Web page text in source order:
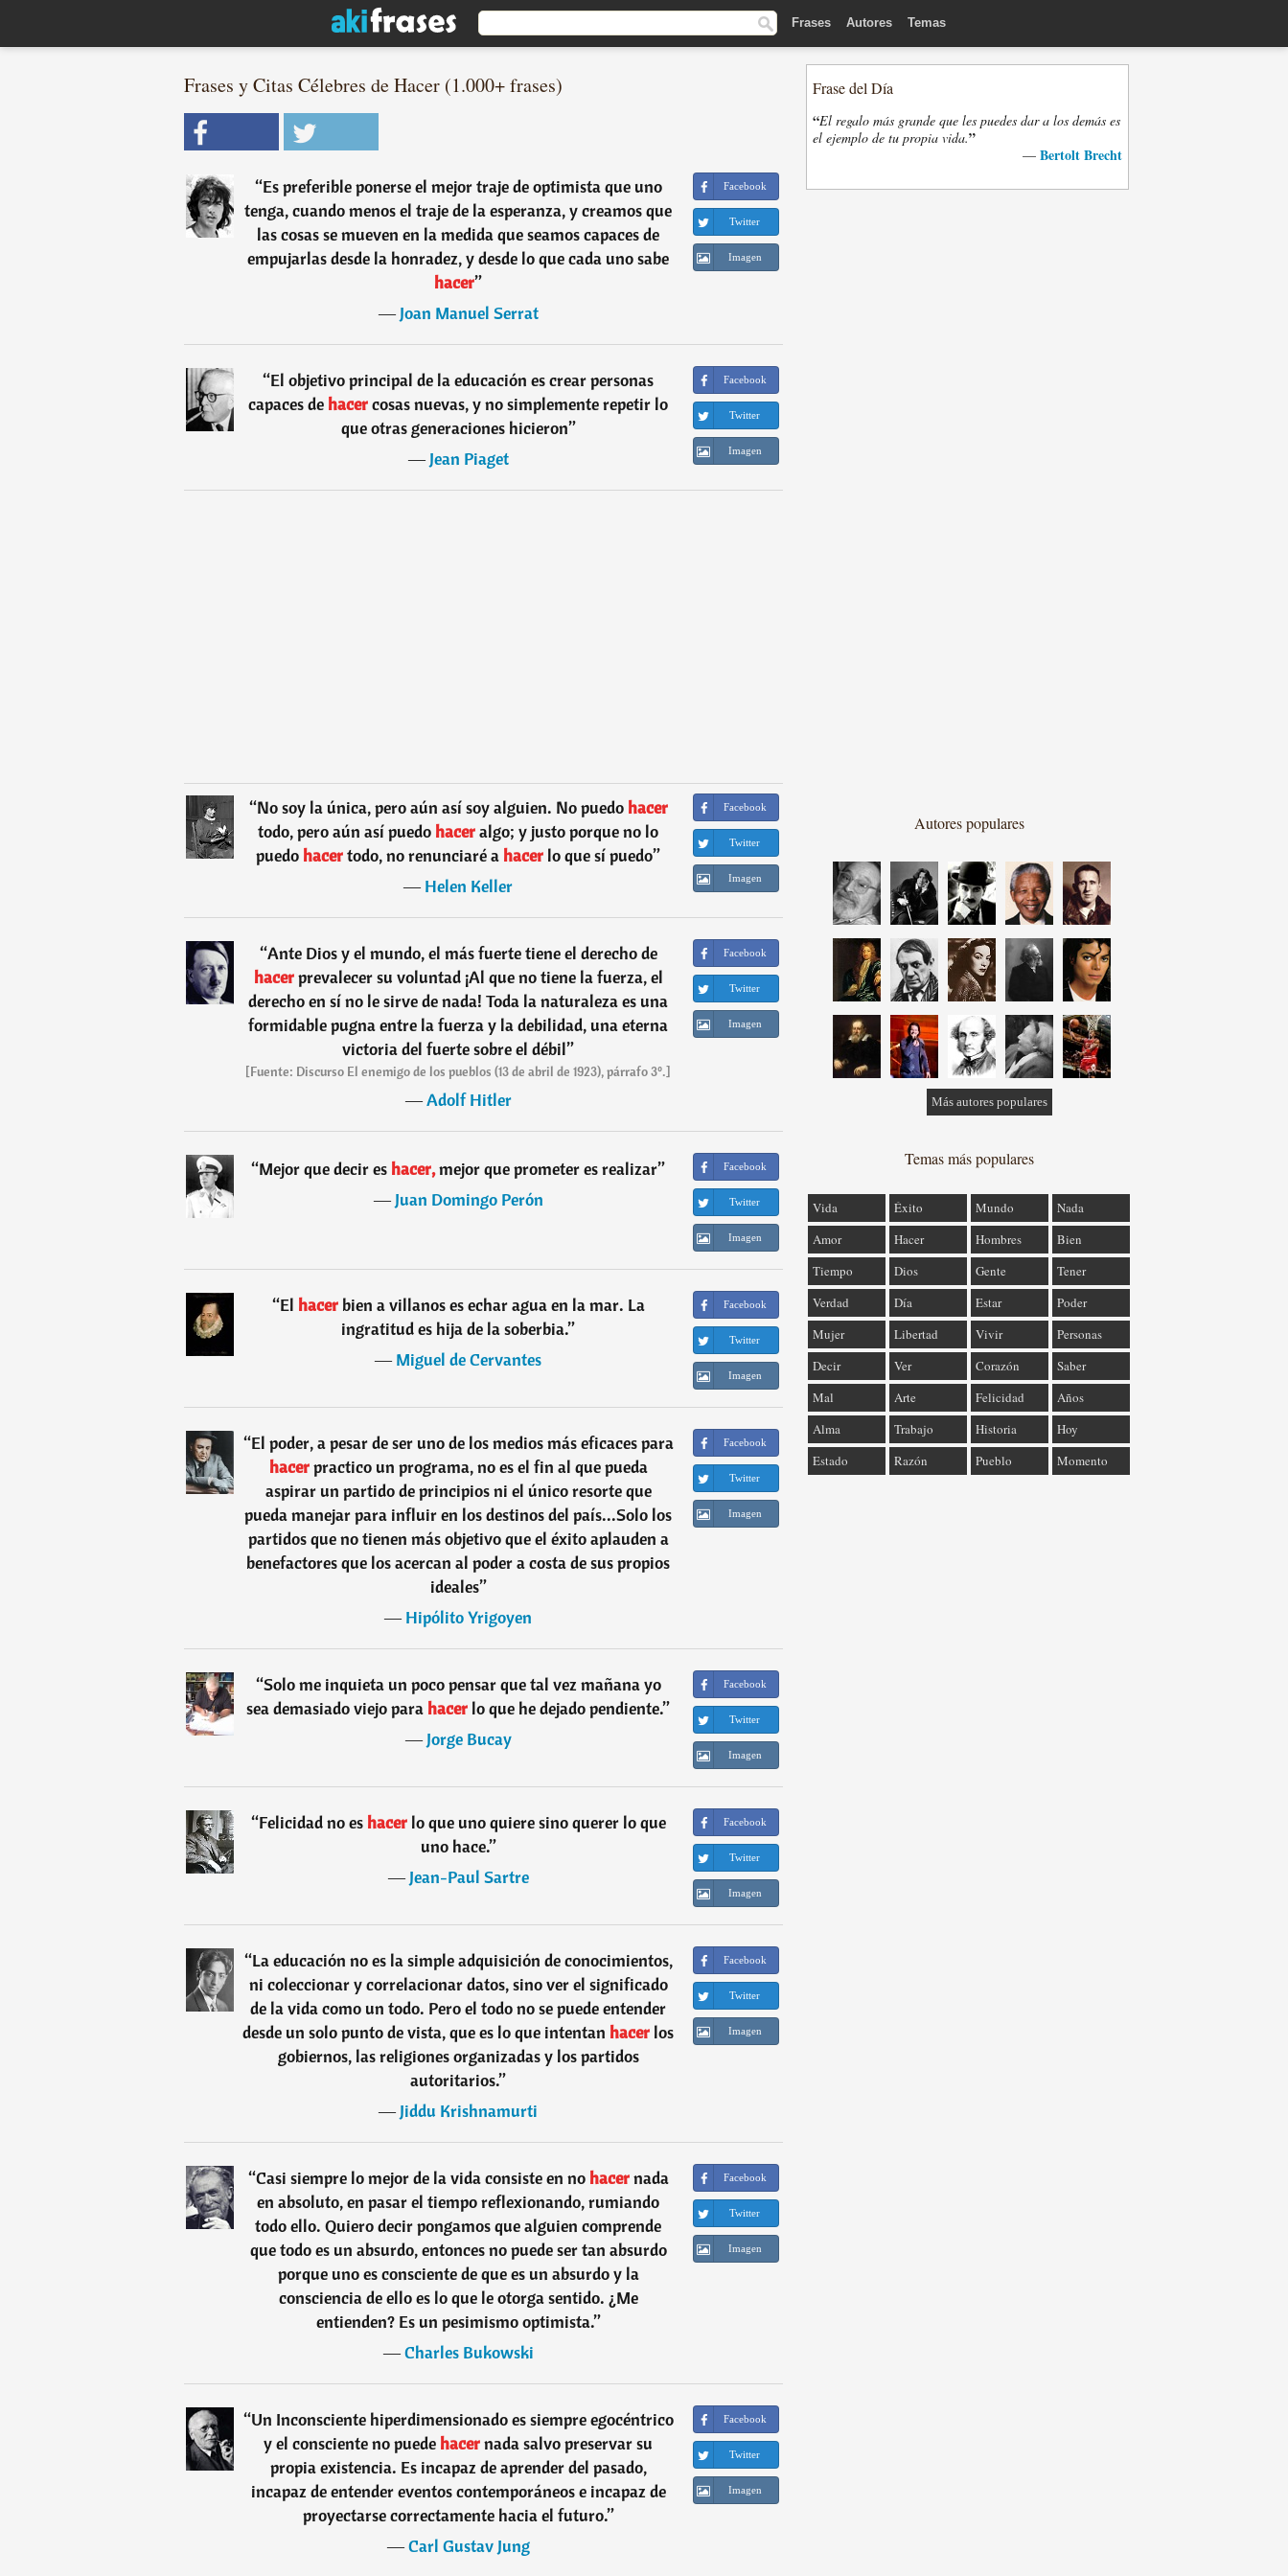
Frases Autores Temas
Frases y Citas Célebres de Hacer (1.000+ frases)
“Es preferible ponerse el mejor traje de optimista que uno
tenga, cuando menos el traje de la esperanza, y creamos que
las cosas se mueven en la medida que seamos capaces de
empujarlas desde la honradez, y desde lo que cada uno sabe
hacer”
―Joan Manuel Serrat
Facebook
Twitter
Imagen
“El objetivo principal de la educación es crear personas
capaces de hacercosas nuevas, y no simplemente repetir lo
que otras generaciones hicieron”
―Jean Piaget
Facebook
Twitter
Imagen
“No soy la única, pero aún así soy alguien. No puedohacer
todo, pero aún así puedo haceralgo; y justo porque no lo
puedo hacertodo, no renunciaré a hacer lo que sí puedo”
―Helen Keller
Facebook
Twitter
Imagen
“Ante Dios y el mundo, el más fuerte tiene el derecho de
hacerprevalecer su voluntad ¡Al que no tiene la fuerza, el
derecho en sí no le sirve de nada! Toda la naturaleza es una
formidable pugna entre la fuerza y la debilidad, una eterna
victoria del fuerte sobre el débil”
[Fuente: Discurso El enemigo de los pueblos (13 de abril de 1923), párrafo 3º.]
―Adolf Hitler
Facebook
Twitter
Imagen
“Mejor que decir es hacer,mejor que prometer es realizar”
―Juan Domingo Perón
Facebook
Twitter
Imagen
“El hacer bien a villanos es echar agua en la mar. La
ingratitud es hija de la soberbia.”
―Miguel de Cervantes
Facebook
Twitter
Imagen
“El poder, a pesar de ser uno de los medios más eficaces para
hacerpractico un programa, no es el fin al que pueda
aspirar un partido de principios ni el único resorte que
pueda manejar para influir en los destinos del país...Solo los
partidos que no tienen más objetivo que el éxito aplauden a
benefactores que los acercan al poder a costa de sus propios
ideales”
―Hipólito Yrigoyen
Facebook
Twitter
Imagen
“Solo me inquieta un poco pensar que tal vez mañana yo
sea demasiado viejo para hacer lo que he dejado pendiente.”
―Jorge Bucay
Facebook
Twitter
Imagen
“Felicidad no eshacer lo que uno quiere sino querer lo que
uno hace.”
―Jean-Paul Sartre
Facebook
Twitter
Imagen
“La educación no es la simple adquisición de conocimientos,
ni coleccionar y correlacionar datos, sino ver el significado
de la vida como un todo. Pero el todo no se puede entender
desde un solo punto de vista, que es lo que intentan hacer los
gobiernos, las religiones organizadas y los partidos
autoritarios.”
―Jiddu Krishnamurti
Facebook
Twitter
Imagen
“Casi siempre lo mejor de la vida consiste en nohacernada
en absoluto, en pasar el tiempo reflexionando, rumiando
todo ello. Quiero decir pongamos que alguien comprende
que todo es un absurdo, entonces no puede ser tan absurdo
porque uno es consciente de que es un absurdo y la
consciencia de ello es lo que le otorga sentido. ¿Me
entienden? Es un pesimismo optimista.”
―Charles Bukowski
Facebook
Twitter
Imagen
“Un Inconsciente hiperdimensionado es siempre egocéntrico
y el consciente no puede hacernada salvo preservar su
propia existencia. Es incapaz de aprender del pasado,
incapaz de entender eventos contemporáneos e incapaz de
proyectarse correctamente hacia el futuro.”
―Carl Gustav Jung
Facebook
Twitter
Imagen
Frase del Día
“El regalo más grande que les puedes dar a los demás es
el ejemplo de tu propia vida.”
— Bertolt Brecht
Autores populares
Más autores populares
Temas más populares
Vida Éxito Mundo
Nada
Amor
Hacer Hombres
Bien
Tiempo
Dios Gente
Tener
Verdad
Día Estar
Poder
Mujer
Libertad Vivir
Personas
Decir
Ver Corazón
Saber
Mal
Arte Felicidad
Años
Alma
Trabajo Historia
Hoy
Estado
Razón Pueblo Momento